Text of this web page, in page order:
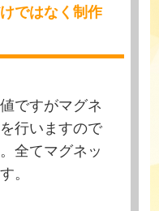
ではなく制作
ですがマグネ
行いますので
全てマグネッ
。